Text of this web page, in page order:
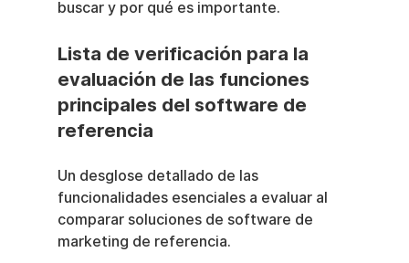
buscar y por qué es importante.
Lista de verificación para la
evaluación de las funciones
principales del software de
referencia
Un desglose detallado de las
funcionalidades esenciales a evaluar al
comparar soluciones de software de
marketing de referencia.